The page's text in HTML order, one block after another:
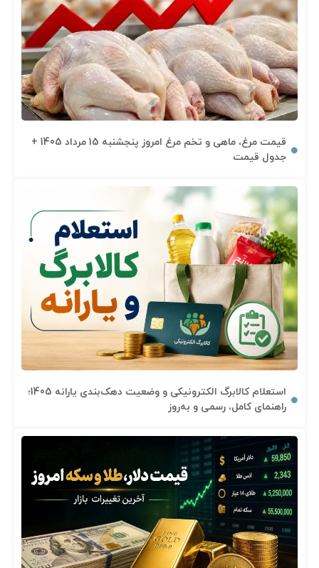
قیمت مرغ، ماهی و تخم مرغ امروز پنجشنبه 15 مرداد 1405 +
جدول قیمت
استعلام کالابرگ الکترونیکی و وضعیت دهک‌بندی یارانه 1405؛
راهنمای کامل، رسمی و به‌روز